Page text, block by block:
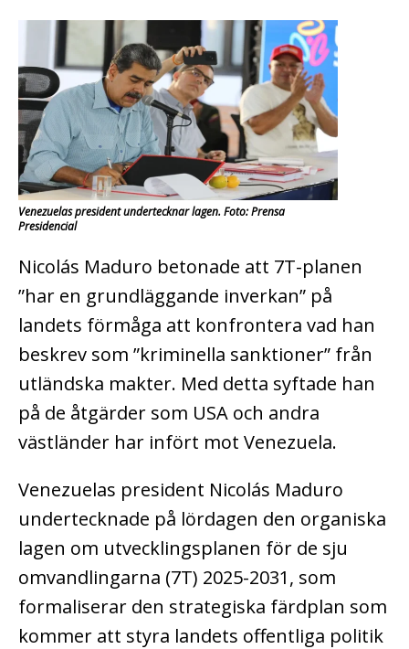
Venezuelas president undertecknar lagen. Foto: Prensa
Presidencial
Nicolás Maduro betonade att 7T-planen
”har en grundläggande inverkan” på
landets förmåga att konfrontera vad han
beskrev som ”kriminella sanktioner” från
utländska makter. Med detta syftade han
på de åtgärder som USA och andra
västländer har infört mot Venezuela.
Venezuelas president Nicolás Maduro
undertecknade på lördagen den organiska
lagen om utvecklingsplanen för de sju
omvandlingarna (7T) 2025-2031, som
formaliserar den strategiska färdplan som
kommer att styra landets offentliga politik